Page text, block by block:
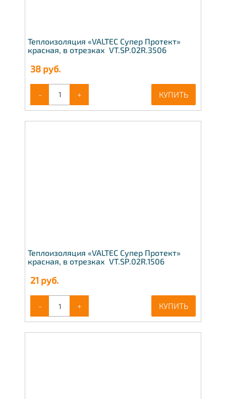
Теплоизоляция «VALTEC Супер Протект»
красная, в отрезках VT.SP.02R.3506
38 руб.
- + КУПИТЬ
Теплоизоляция «VALTEC Супер Протект»
красная, в отрезках VT.SP.02R.1506
21 руб.
- + КУПИТЬ